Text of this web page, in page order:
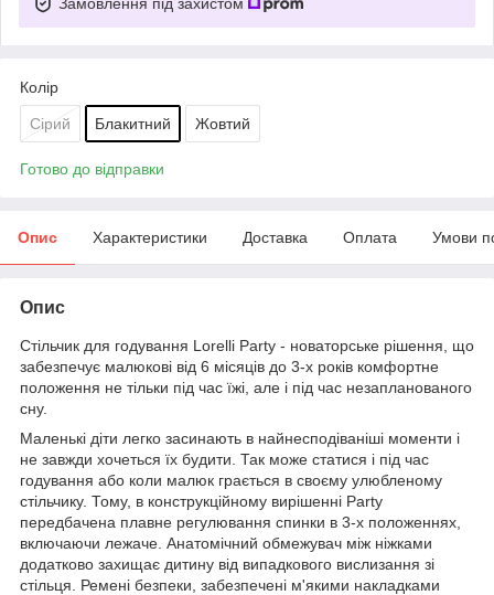
Колір
Сірий Блакитний Жовтий
Готово до відправки
Опис Характеристики Доставка Оплата Умови
Опис
Стільчик для годування Lorelli Party - новаторське рішення, що
забезпечує малюкові від 6 місяців до 3-х років комфортне
положення не тільки під час їжі, але і під час незапланованого
сну.
Маленькі діти легко засинають в найнесподіваніші моменти і
не завжди хочеться їх будити. Так може статися і під час
годування або коли малюк грається в своєму улюбленому
стільчику. Тому, в конструкційному вирішенні Party
передбачена плавне регулювання спинки в 3-х положеннях,
включаючи лежаче. Анатомічний обмежувач між ніжками
додатково захищає дитину від випадкового вислизання зі
стільця. Ремені безпеки, забезпечені м'якими накладками